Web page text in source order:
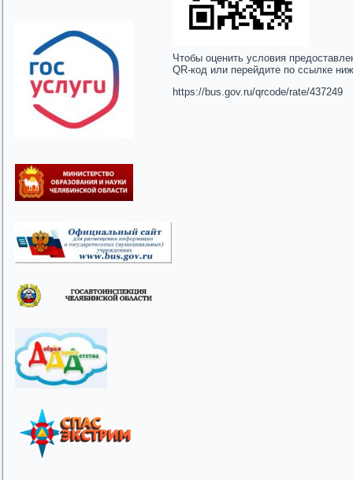
Чтобы оценить условия
QR-код или перейдите по ссылке
https://bus.gov.ru/qrcode/rate/437249